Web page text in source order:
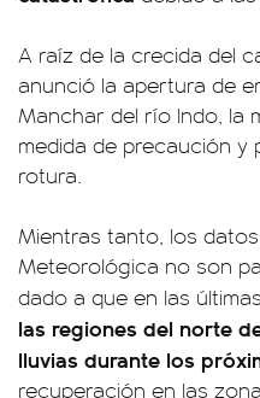
A raíz de la crecida del
anunció la apertura de
Manchar del río Indo, la
medida de precaución y
rotura.
Mientras tanto, los
Meteorológica no son
dado a que en las
las regiones del norte
lluvias durante los
recuperación en las